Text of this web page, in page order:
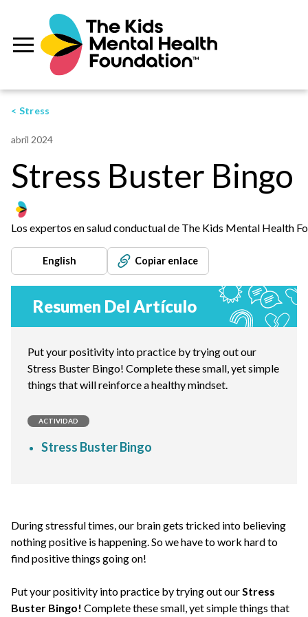
< Stress
abril 2024
Stress Buster Bingo
Los expertos en salud conductual de The Kids Mental Health
English Copiar enlace
Resumen Del Artículo
Put your positivity into practice by trying out our
Stress Buster Bingo! Complete these small, yet simple
things that will reinforce a healthy mindset.
ACTIVIDAD
Stress Buster Bingo
During stressful times, our brain gets tricked into believing
nothing positive is happening. So we have to work hard to
find positive things going on!
Put your positivity into practice by trying out ourStress
Buster Bingo! Complete these small, yet simple things that